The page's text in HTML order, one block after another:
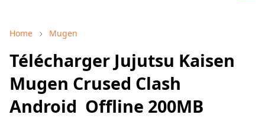
Home Mugen
Télécharger Jujutsu Kaisen
Mugen Crused Clash
Android Offline 200MB